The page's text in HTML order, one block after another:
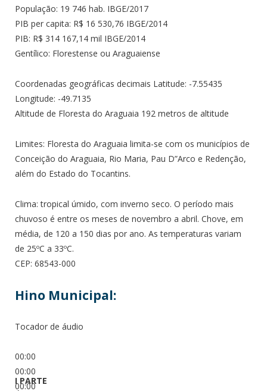
População: 19 746 hab. IBGE/2017
PIB per capita: R$ 16 530,76 IBGE/2014
PIB: R$ 314 167,14 mil IBGE/2014
Gentílico: Florestense ou Araguaiense
Coordenadas geográficas decimais Latitude: -7.55435
Longitude: -49.7135
Altitude de Floresta do Araguaia 192 metros de altitude
Limites: Floresta do Araguaia limita-se com os municípios de
Conceição do Araguaia, Rio Maria, Pau D”Arco e Redenção,
além do Estado do Tocantins.
Clima: tropical úmido, com inverno seco. O período mais
chuvoso é entre os meses de novembro a abril. Chove, em
média, de 120 a 150 dias por ano. As temperaturas variam
de 25ºC a 33ºC.
CEP: 68543-000
Hino Municipal:
Tocador de áudio
00:00
00:00
00:00
I PARTE